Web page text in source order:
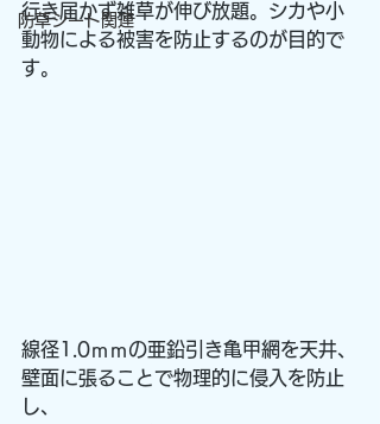
防草シート関連
行き届かず雑草が伸び放題。シカや小
動物による被害を防止するのが目的で
す。
線径1.0ｍｍの亜鉛引き亀甲網を天井、
壁面に張ることで物理的に侵入を防止
し、